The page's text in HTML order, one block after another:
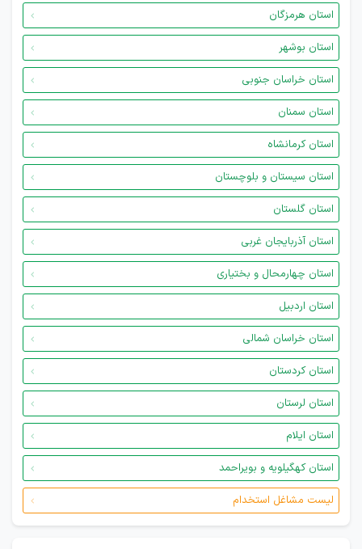
استان هرمزگان
استان بوشهر
استان خراسان جنوبی
استان سمنان
استان کرمانشاه
استان سیستان و بلوچستان
استان گلستان
استان آذربایجان غربی
استان چهارمحال و بختیاری
استان اردبیل
استان خراسان شمالی
استان کردستان
استان لرستان
استان ایلام
استان کهگیلویه و بویراحمد
لیست مشاغل استخدام